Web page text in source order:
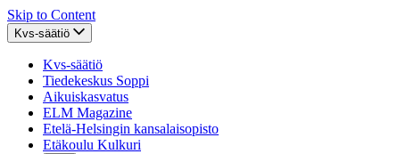
Skip to Content
Kvs-säätiö
Kvs-säätiö
Tiedekeskus Soppi
Aikuiskasvatus
ELM Magazine
Etelä-Helsingin kansalaisopisto
Etäkoulu Kulkuri